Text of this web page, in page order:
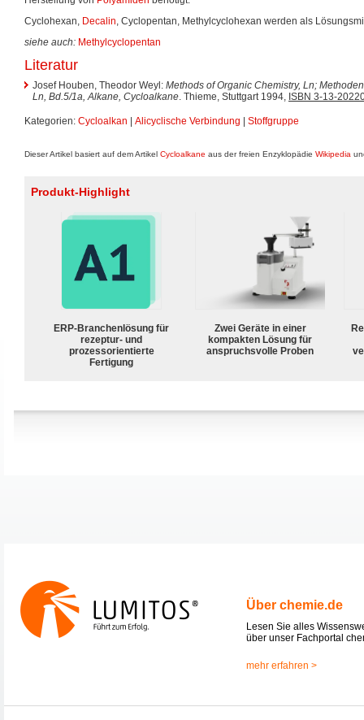
Cyclohexan, Decalin, Cyclopentan, Methylcyclohexan werden als
siehe auch: Methylcyclopentan
Literatur
Josef Houben, Theodor Weyl: Methods of Organic Chemistry, Ln;
Ln, Bd.5/1a, Alkane, Cycloalkane. Thieme, Stuttgart 1994, ISBN 3-13-
Kategorien: Cycloalkan Alicyclische Verbindung Stoffgruppe
Dieser Artikel basiert auf dem Artikel Cycloalkane aus der freien Enzyklopädie Wikipedia
Produkt-Highlight
ERP-Branchenlösung für
rezeptur- und
prozessorientierte
Fertigung
Zwei Geräte in einer
kompakten Lösung für
anspruchsvolle Proben
Über chemie.de
Lesen Sie alles
über unser Fachportal
mehr erfahren >